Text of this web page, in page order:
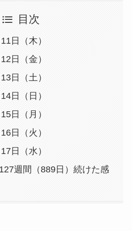
目次
日（木）
日（金）
日（土）
日（日）
日（月）
日（火）
日（水）
週間（889日）続けた感